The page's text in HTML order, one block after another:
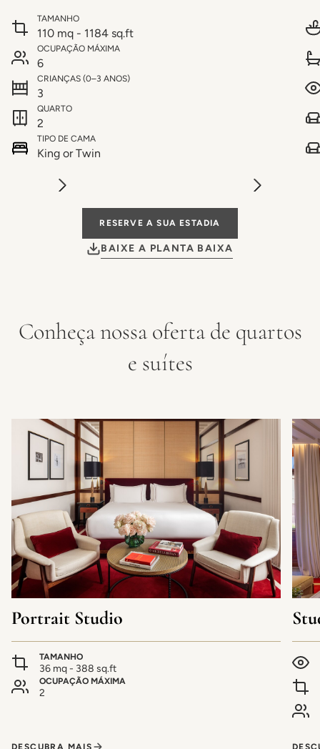
TAMANHO
110 mq - 1184 sq.ft
OCUPAÇÃO MÁXIMA
6
CRIANÇAS (0–3 ANOS)
3
QUARTO
2
TIPO DE CAMA
King or Twin
RESERVE A SUA ESTADIA
BAIXE A PLANTA BAIXA
Conheça nossa oferta de quartos
e suítes
Portrait Studio
TAMANHO
36 mq - 388 sq.ft
OCUPAÇÃO MÁXIMA
2
DESCUBRA MAIS